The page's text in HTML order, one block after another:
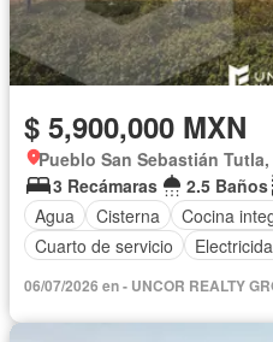
$ 5,900,000 MXN
Pueblo San Sebastián
3 Recámaras
2.5 Baños
Agua
Cisterna Cocina
Cuarto de servicio
06/07/2026 en - UNCOR REALTY